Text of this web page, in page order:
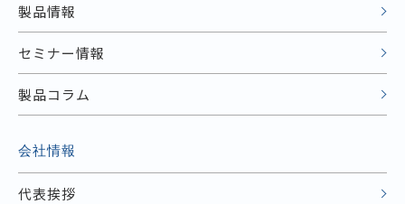
製品情報
セミナー情報
製品コラム
会社情報
代表挨拶